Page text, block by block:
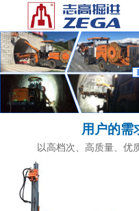
用户的需
以高档次、高质量、